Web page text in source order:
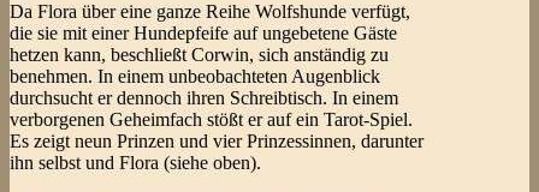
Da Flora über eine ganze Reihe Wolfshunde verfügt,
die sie mit einer Hundepfeife auf ungebetene Gäste
hetzen kann, beschließt Corwin, sich anständig zu
benehmen. In einem unbeobachteten Augenblick
durchsucht er dennoch ihren Schreibtisch. In einem
verborgenen Geheimfach stößt er auf ein Tarot-Spiel.
Es zeigt neun Prinzen und vier Prinzessinnen, darunter
ihn selbst und Flora (siehe oben).